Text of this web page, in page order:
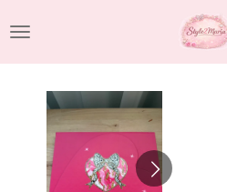
direct
naar
hoofdinhoud